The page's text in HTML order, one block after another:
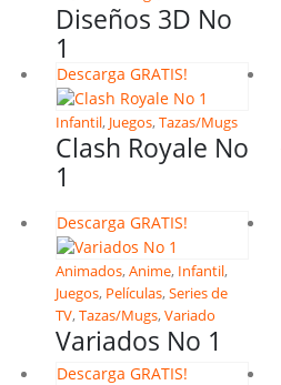
Diseños 3D No
1
Descarga GRATIS!
Infantil, Juegos,Tazas/Mugs
Clash Royale No
1
Descarga GRATIS!
Animados,Anime, Infantil,
Juegos, Películas,Series de
TV,Tazas/Mugs,Variado
Variados No 1
Descarga GRATIS!